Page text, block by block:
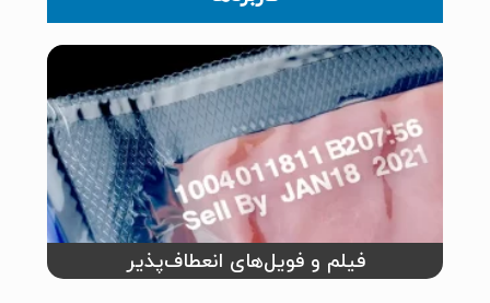
فیلم و فویل‌های انعطاف‌پذیر